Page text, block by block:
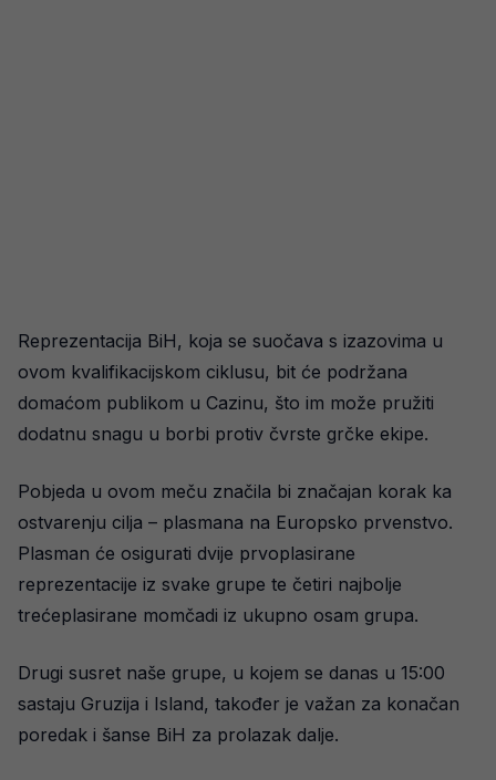
Reprezentacija BiH, koja se suočava s izazovima u
ovom kvalifikacijskom ciklusu, bit će podržana
domaćom publikom u Cazinu, što im može pružiti
dodatnu snagu u borbi protiv čvrste grčke ekipe.
Pobjeda u ovom meču značila bi značajan korak ka
ostvarenju cilja – plasmana na Europsko prvenstvo.
Plasman će osigurati dvije prvoplasirane
reprezentacije iz svake grupe te četiri najbolje
trećeplasirane momčadi iz ukupno osam grupa.
Drugi susret naše grupe, u kojem se danas u 15:00
sastaju Gruzija i Island, također je važan za konačan
poredak i šanse BiH za prolazak dalje.